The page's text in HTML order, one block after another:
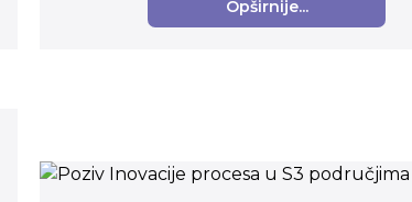
Opširnije...